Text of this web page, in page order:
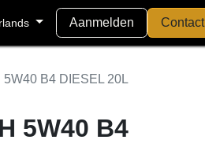
Aanmelden Contact
B4 DIESEL 20L
B4 DIESEL